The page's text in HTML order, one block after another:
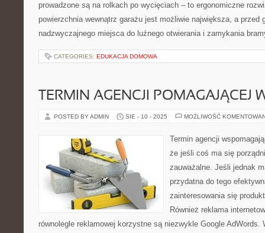
prowadzone są na rolkach po wycięciach – to ergonomiczne
powierzchnia wewnątrz garażu jest możliwie największa, a przed
nadzwyczajnego miejsca do luźnego otwierania i zamykania
CATEGORIES: EDUKACJA DOMOWA
TERMIN AGENCJI POMAGAJĄCEJ
POSTED BY ADMIN SIE - 10 - 2025 MOŻLIWOŚĆ
Termin agencji
że jeśli coś ma się
zauważalne. Jeśli jednak
przydatna do tego
zainteresowania się
Również reklama
równolegle reklamowej korzystne są niezwykle Google AdWords.